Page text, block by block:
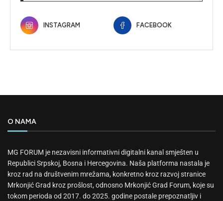
INSTAGRAM FACEBOOK
O NAMA
MG FORUM je nezavisni informativni digitalni kanal smješten u
Republici Srpskoj, Bosna i Hercegovina. Naša platforma nastala je
kroz rad na društvenim mrežama, konkretno kroz razvoj stranice
Mrkonjić Grad kroz prošlost, odnosno Mrkonjić Grad Forum, koje su
tokom perioda od 2017. do 2025. godine postale prepoznatljiv i